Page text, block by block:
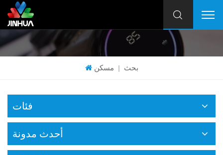
مسكن | بحث
فئات
أحدث مدونة